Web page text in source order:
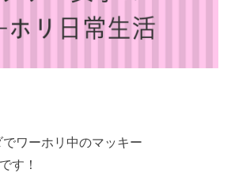
ワーホリ中のマッキー
す！